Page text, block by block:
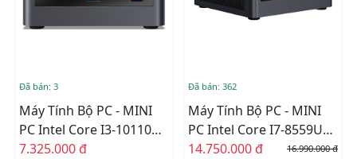
Đã bán: 3
Máy Tính Bộ PC - MINI
PC Intel Core I3-10110U -
KHÔNG RAM , KHÔNG
7.325.000 đ
Đã bán: 362
Máy Tính Bộ PC - MINI
PC Intel Core I7-8559U
SSD 500GB RAM 8GB
14.750.000 đ 16.990.000 đ